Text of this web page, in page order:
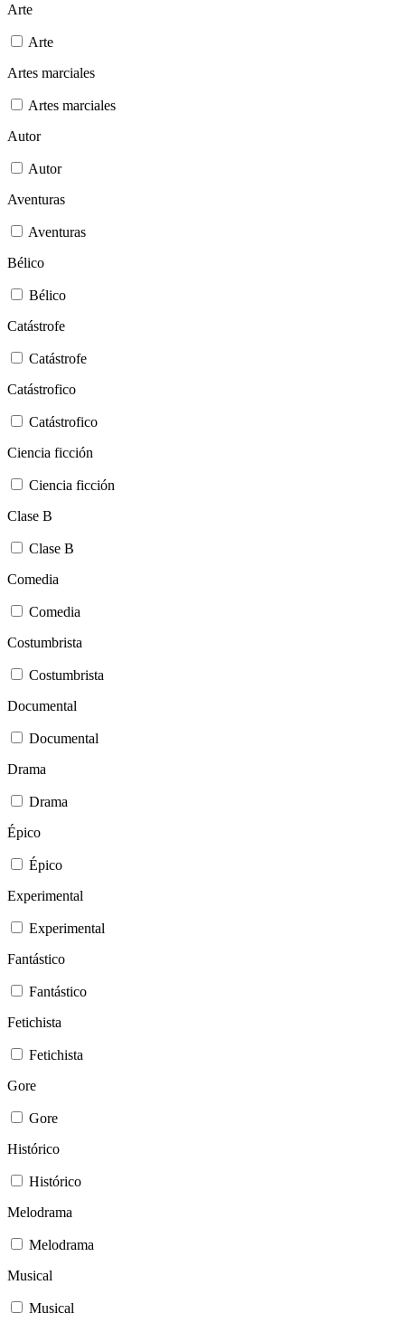
Arte
Arte
Artes marciales
Artes marciales
Autor
Autor
Aventuras
Aventuras
Bélico
Bélico
Catástrofe
Catástrofe
Catástrofico
Catástrofico
Ciencia ficción
Ciencia ficción
Clase B
Clase B
Comedia
Comedia
Costumbrista
Costumbrista
Documental
Documental
Drama
Drama
Épico
Épico
Experimental
Experimental
Fantástico
Fantástico
Fetichista
Fetichista
Gore
Gore
Histórico
Histórico
Melodrama
Melodrama
Musical
Musical